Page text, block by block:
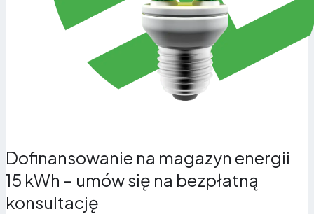
Dofinansowanie na magazyn energii
15 kWh – umów się na bezpłatną
konsultację